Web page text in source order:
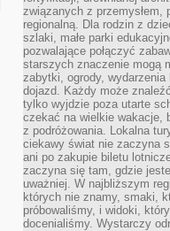
związanych z przemysłem,
regionalną. Dla rodzin z
szlaki, małe parki
pozwalające połączyć
starszych znaczenie mogą
zabytki, ogrody,
dojazd. Każdy może
tylko wyjdzie poza utarte
czekać na wielkie wakacje,
z podróżowania. Lokalna
ciekawy świat nie zaczyna
ani po zakupie biletu
zaczyna się tam, gdzie
uważniej. W najbliższym
których nie znamy, smaki,
próbowaliśmy, i widoki,
docenialiśmy. Wystarczy